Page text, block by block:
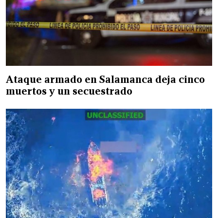
Ataque armado en Salamanca deja cinco
muertos y un secuestrado